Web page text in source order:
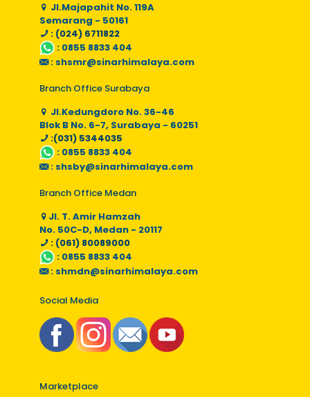
Jl.Majapahit No. 119A
Semarang - 50161
: (024) 6711822
: 0855 8833 404
: shsmr@sinarhimalaya.com
Branch Office Surabaya
Jl.Kedungdoro No. 36-46
Blok B No. 6-7, Surabaya - 60251
:(031) 5344035
: 0855 8833 404
: shsby@sinarhimalaya.com
Branch Office Medan
Jl. T. Amir Hamzah
No. 50C-D, Medan - 20117
: (061) 80089000
: 0855 8833 404
: shmdn@sinarhimalaya.com
Social Media
Marketplace